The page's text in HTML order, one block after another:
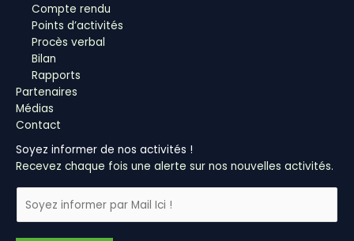
Compte rendu
Points d’activités
Procès verbal
Bilan
Rapports
Partenaires
Médias
Contact
Soyez informer de nos activités !
Recevez chaque fois une alerte sur nos nouvelles activités.